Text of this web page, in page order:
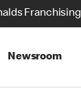
Franchising
Newsroom